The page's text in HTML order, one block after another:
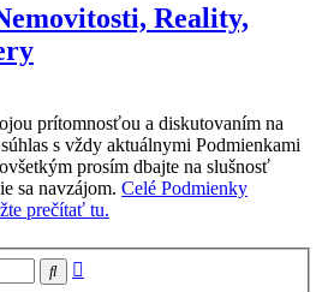
Reality,
prítomnosťou a diskutovaním na
s vždy aktuálnymi Podmienkami
prosím dbajte na slušnosť
sa navzájom. Celé Podmienky
prečítať tu.
Hľadať